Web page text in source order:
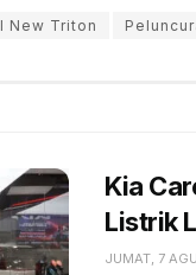
New Triton
Kia
Listrik
JUMAT, 7